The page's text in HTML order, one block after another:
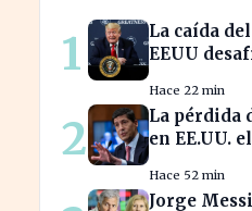
1
La caída
EEUU
Hace 22 min
2
La pérdida
en EE.UU.
Hace 52 min
Jorge